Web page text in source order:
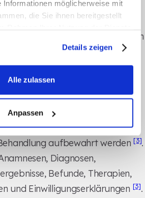
Informationen möglicherweise mit
die Sie ihnen bereitgestellt
Details zeigen
Alle zulassen
Anpassen
führen, während eine zu
Verstöße gegen die DSGVO
und hohe Bußgelder verursachen
nach
müssen
für 10 Jahrenach
aufbewahrt werden[3].
Diagnosen,
Befunde, Therapien,
und Einwilligungserklärungen [3].